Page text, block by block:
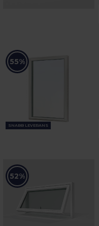
55%
SNABB LEVERANS
52%